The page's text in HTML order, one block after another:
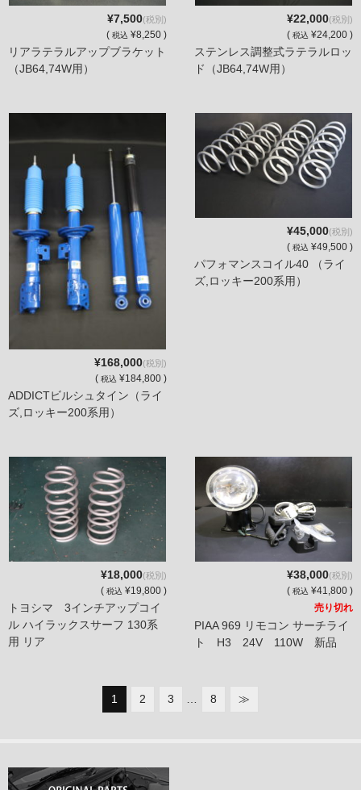
¥7,500(税別)
( 税込 ¥8,250 )
リアラテラルアップブラケット
（JB64,74W用）
¥22,000(税別)
( 税込 ¥24,200 )
ステンレス調整式ラテラルロッ
ド（JB64,74W用）
¥168,000(税別)
( 税込 ¥184,800 )
ADDICTビルシュタイン（ライ
ズ,ロッキー200系用）
¥45,000(税別)
( 税込 ¥49,500 )
パフォマンスコイル40 （ライ
ズ,ロッキー200系用）
¥18,000(税別)
( 税込 ¥19,800 )
トヨシマ 3インチアップコイ
ル ハイラックスサーフ 130系
用 リア
¥38,000(税別)
( 税込 ¥41,800 )
売り切れ
PIAA 969 リモコン サーチライ
ト H3 24V 110W 新品
1 2 3 8 ≫